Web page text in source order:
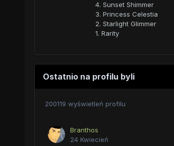
4. Sunset Shimmer
3. Princess Celestia
2. Starlight Glimmer
1. Rarity
Ostatnio na profilu byli
200119 wyświetleń profilu
Branthos
24 Kwiecień